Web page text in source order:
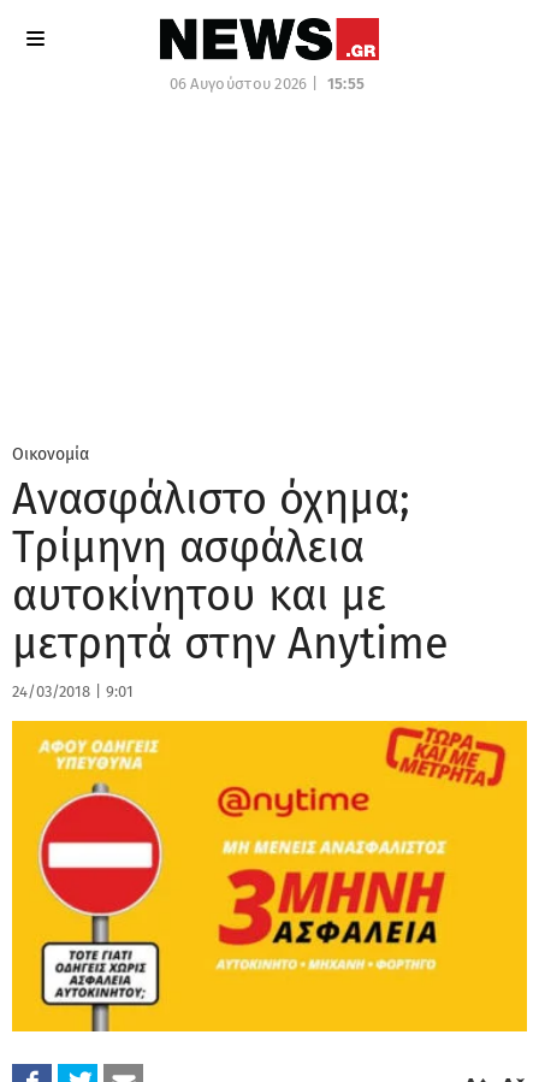
06 Αυγούστου 2026 | 15:55
Οικονομία
Ανασφάλιστο όχημα;
Τρίμηνη ασφάλεια
αυτοκίνητου και με
μετρητά στην Anytime
24/03/2018 9:01